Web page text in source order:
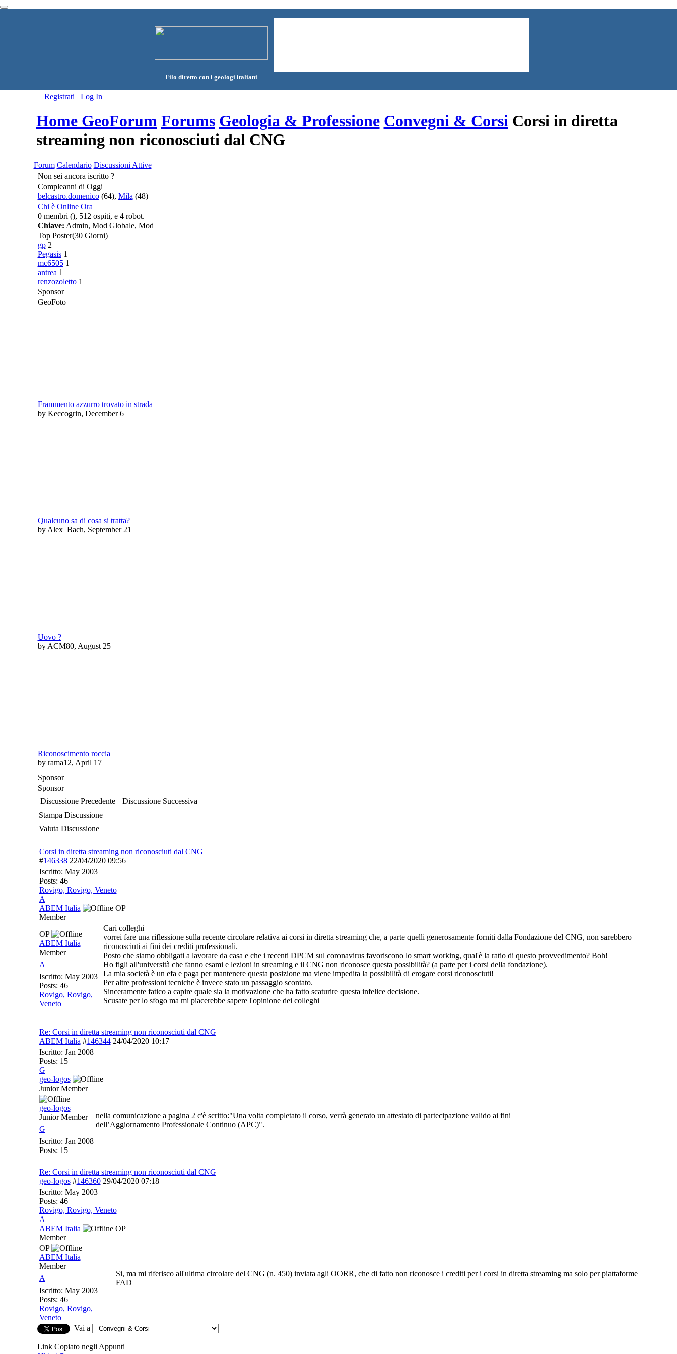
Filo diretto con i geologi italiani
Registrati Log In
Home GeoForum Forums Geologia & Professione Convegni & Corsi Corsi in diretta
streaming non riconosciuti dal CNG
Forum Calendario Discussioni Attive
Non sei ancora iscritto ?
Compleanni di Oggi
belcastro.domenico(64), Mila (48)
Chi è Online Ora
0 membri (), 512 ospiti, e 4 robot.
Chiave: Admin, Mod Globale, Mod
Top Poster(30 Giorni)
gp 2
Pegasis 1
mc6505 1
antrea 1
renzozoletto 1
Sponsor
GeoFoto
Frammento azzurro trovato in strada
by Keccogrin, December 6
Qualcuno sa di cosa si tratta?
by Alex_Bach, September 21
Uovo ?
by ACM80, August 25
Riconoscimento roccia
by rama12, April 17
Sponsor
Sponsor
Discussione Precedente
Discussione Successiva
Stampa Discussione
Valuta Discussione
Corsi in diretta streaming non riconosciuti dal CNG
#146338 22/04/2020 09:56
Iscritto: May 2003
Posts: 46
Rovigo, Rovigo, Veneto
A
ABEM Italia
OP
Member
OP
ABEM Italia
Member
A
Iscritto: May 2003
Posts: 46
Rovigo, Rovigo,
Veneto
Cari colleghi
vorrei fare una riflessione sulla recente circolare relativa ai corsi in diretta streaming che, a parte quelli generosamente forniti dalla Fondazione del CNG, non sarebbero
riconosciuti ai fini dei crediti professionali.
Posto che siamo obbligati a lavorare da casa e che i recenti DPCM sul coronavirus favoriscono lo smart working, qual'è la ratio di questo provvedimento? Boh!
Ho figli all'università che fanno esami e lezioni in streaming e il CNG non riconosce questa possibilità? (a parte per i corsi della fondazione).
La mia società è un efa e paga per mantenere questa posizione ma viene impedita la possibilità di erogare corsi riconosciuti!
Per altre professioni tecniche è invece stato un passaggio scontato.
Sinceramente fatico a capire quale sia la motivazione che ha fatto scaturire questa infelice decisione.
Scusate per lo sfogo ma mi piacerebbe sapere l'opinione dei colleghi
Re: Corsi in diretta streaming non riconosciuti dal CNG
ABEM Italia #146344 24/04/2020 10:17
Iscritto: Jan 2008
Posts: 15
G
geo-logos
Junior Member
geo-logos
Junior Member
G
Iscritto: Jan 2008
Posts: 15
nella comunicazione a pagina 2 c'è scritto:"Una volta completato il corso, verrà generato un attestato di partecipazione valido ai fini
dell’Aggiornamento Professionale Continuo (APC)".
Re: Corsi in diretta streaming non riconosciuti dal CNG
geo-logos #146360 29/04/2020 07:18
Iscritto: May 2003
Posts: 46
Rovigo, Rovigo, Veneto
A
ABEM Italia
OP
Member
OP
ABEM Italia
Member
A
Iscritto: May 2003
Posts: 46
Rovigo, Rovigo,
Veneto
Si, ma mi riferisco all'ultima circolare del CNG (n. 450) inviata agli OORR, che di fatto non riconosce i crediti per i corsi in diretta streaming ma solo per piattaforme
FAD
Vai a
Link Copiato negli Appunti